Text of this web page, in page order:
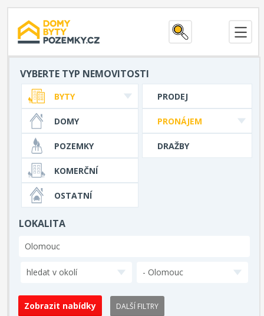
VYBERTE TYP NEMOVITOSTI
PRODEJ
PRONÁJEM
DRAŽBY
BYTY
DOMY
POZEMKY
KOMERČNÍ
OSTATNÍ
LOKALITA
hledat v okolí - Olomouc
DALŠÍ FILTRY